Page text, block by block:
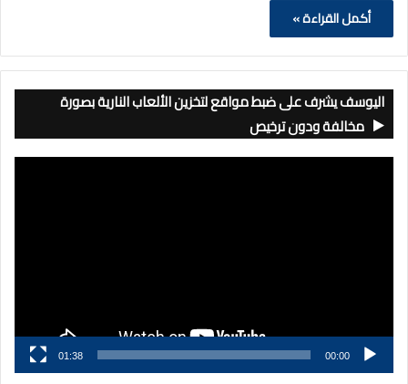
أكمل القراءة »
اليوسف يشرف على ضبط مواقع لتخزين الألعاب النارية بصورة
مخالفة ودون ترخيص
00:00
01:38